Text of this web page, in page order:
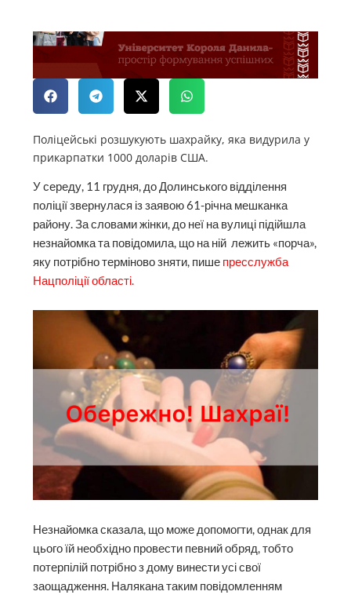
Поліцейські розшукують шахрайку, яка видурила у
прикарпатки 1000 доларів США.
У середу, 11 грудня, до Долинського відділення
поліції звернулася із заявою 61-річна мешканка
району. За словами жінки, до неї на вулиці підійшла
незнайомка та повідомила, що на ній лежить «порча»,
яку потрібно терміново зняти, пише пресслужба
Нацполіції області.
Незнайомка сказала, що може допомогти, однак для
цього їй необхідно провести певний обряд, тобто
потерпілій потрібно з дому винести усі свої
заощадження. Налякана таким повідомленням